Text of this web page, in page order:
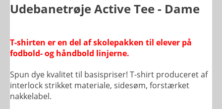
Udebanetrøje Active Tee - Dame
T-shirten er en del af skolepakken til elever på
fodbold- og håndbold linjerne.
Spun dye kvalitet til basispriser! T-shirt produceret af
interlock strikket materiale, sidesøm, forstærket
nakkelabel.